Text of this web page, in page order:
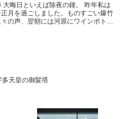
晦日といえば除夜の鐘。 昨年私は
月を過ごしました。ものすごい爆竹
の声、翌朝には河原にワインボトル
多天皇の御髪塔